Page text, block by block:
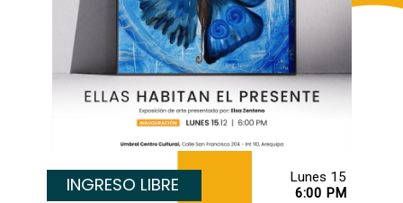
INGRESO LIBRE
6:00 PM